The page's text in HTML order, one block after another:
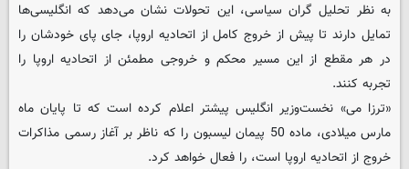
به نظر تحلیل گران سیاسی، این تحولات نشان می‌دهد که انگلیسی‌ها
تمایل دارند تا پیش از خروج کامل از اتحادیه اروپا، جای پای خودشان را
در هر مقطع از این مسیر محکم و خروجی مطمئن از اتحادیه اروپا را
تجربه کنند.
«ترزا می» نخست‌وزیر انگلیس پیشتر اعلام کرده است که تا پایان ماه
مارس میلادی، ماده 50 پیمان لیسبون را که ناظر بر آغاز رسمی مذاکرات
خروج از اتحادیه اروپا است، را فعال خواهد کرد.